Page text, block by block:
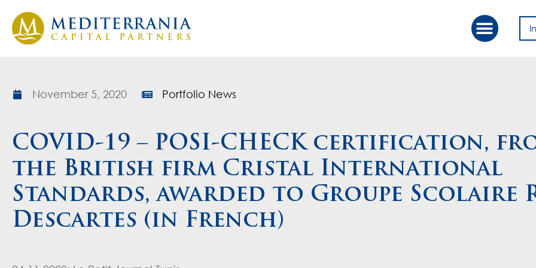
November 5, 2020 Portfolio News
COVID-19 – POSI-CHECK certification,
the British firm Cristal International
Standards, awarded to Groupe Scolaire
Descartes (in French)